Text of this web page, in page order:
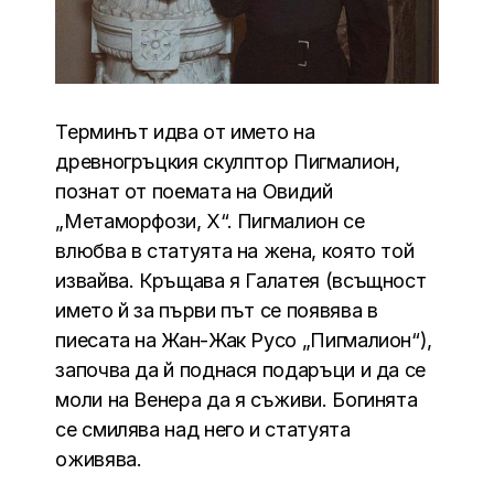
Терминът идва от името на
древногръцкия скулптор Пигмалион,
познат от поемата на Овидий
„Метаморфози, Х“. Пигмалион се
влюбва в статуята на жена, която той
извайва. Кръщава я Галатея (всъщност
името й за първи път се появява в
пиесата на Жан-Жак Русо „Пигмалион“),
започва да й поднася подаръци и да се
моли на Венера да я съживи. Богинята
се смилява над него и статуята
оживява.